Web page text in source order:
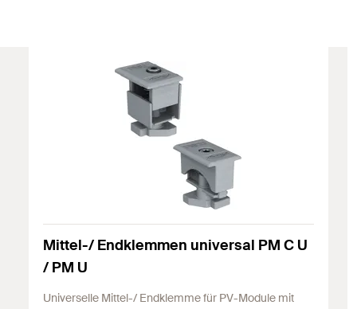
Mittel-/ Endklemmen universal PM C U
/ PM U
Universelle Mittel-/ Endklemme für PV-Module mit